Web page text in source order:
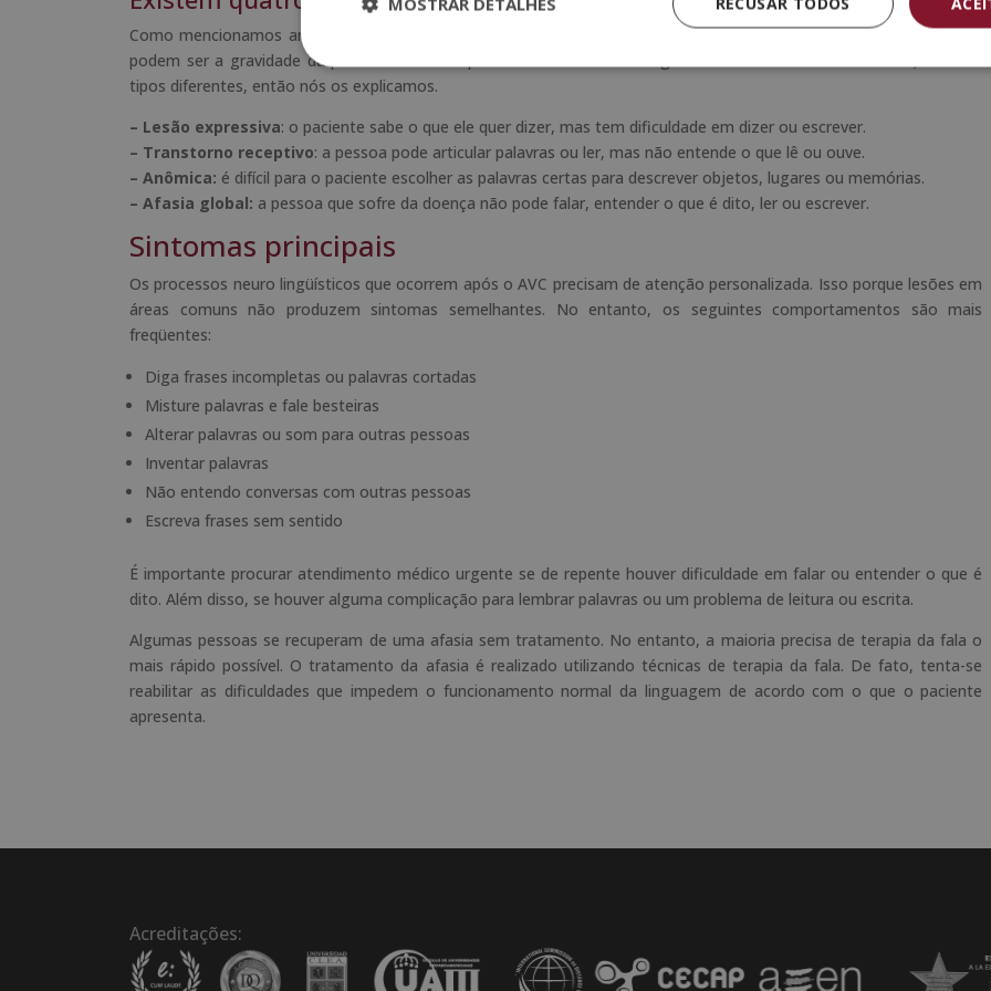
Como mencionamos anteriormente, o tipo de problema que o paciente possui dependerá de alguns fatores. Estes
podem ser a gravidade da parte do cérebro que sofreu o dano e a magnitude dele. De acordo com isso, existem
tipos diferentes, então nós os explicamos.
– Lesão expressiva: o paciente sabe o que ele quer dizer, mas tem dificuldade em dizer ou escrever.
– Transtorno receptivo: a pessoa pode articular palavras ou ler, mas não entende o que lê ou ouve.
– Anômica: é difícil para o paciente escolher as palavras certas para descrever objetos, lugares ou memórias.
– Afasia global: a pessoa que sofre da doença não pode falar, entender o que é dito, ler ou escrever.
Sintomas principais
Os processos neuro lingüísticos que ocorrem após o AVC precisam de atenção personalizada. Isso porque lesões em
áreas comuns não produzem sintomas semelhantes. No entanto, os seguintes comportamentos são mais
freqüentes:
Diga frases incompletas ou palavras cortadas
Misture palavras e fale besteiras
Alterar palavras ou som para outras pessoas
Inventar palavras
Não entendo conversas com outras pessoas
Escreva frases sem sentido
É importante procurar atendimento médico urgente se de repente houver dificuldade em falar ou entender o que é
dito. Além disso, se houver alguma complicação para lembrar palavras ou um problema de leitura ou escrita.
Algumas pessoas se recuperam de uma afasia sem tratamento. No entanto, a maioria precisa de terapia da fala o
mais rápido possível. O tratamento da afasia é realizado utilizando técnicas de terapia da fala. De fato, tenta-se
reabilitar as dificuldades que impedem o funcionamento normal da linguagem de acordo com o que o paciente
apresenta.
Acreditações: